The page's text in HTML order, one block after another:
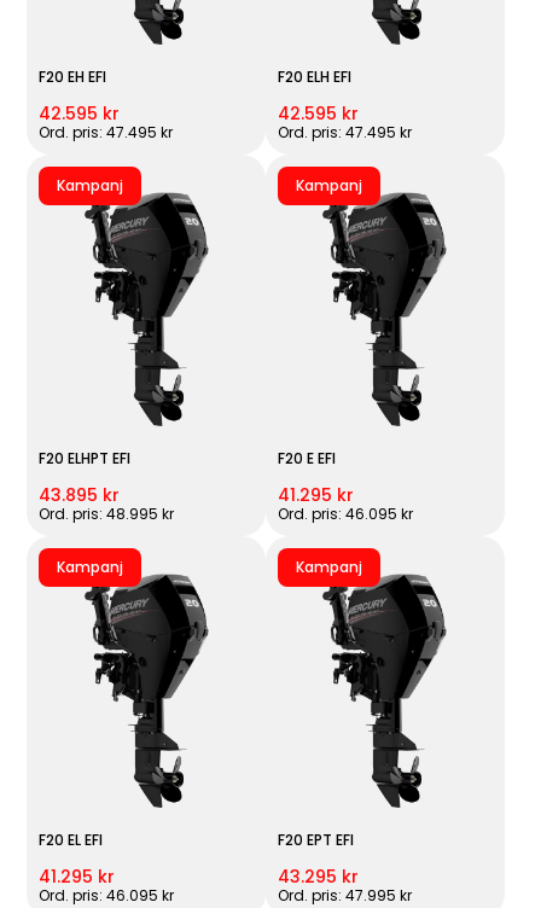
F20 EH EFI
42.595 kr
Ord. pris: 47.495 kr
F20 ELH EFI
42.595 kr
Ord. pris: 47.495 kr
Kampanj
F20 ELHPT EFI
43.895 kr
Ord. pris: 48.995 kr
Kampanj
F20 E EFI
41.295 kr
Ord. pris: 46.095 kr
Kampanj
F20 EL EFI
41.295 kr
Ord. pris: 46.095 kr
Kampanj
F20 EPT EFI
43.295 kr
Ord. pris: 47.995 kr